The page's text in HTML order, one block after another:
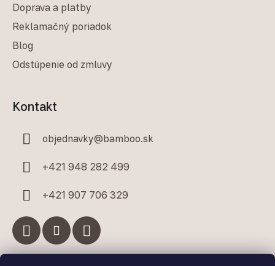
Doprava a platby
Reklamačný poriadok
Blog
Odstúpenie od zmluvy
Kontakt
objednavky@bamboo.sk
+421 948 282 499
+421 907 706 329